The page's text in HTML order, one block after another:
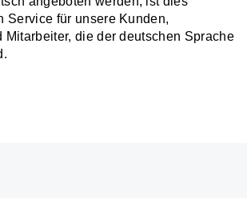
Service für unsere Kunden,
Mitarbeiter, die der deutschen Sprache